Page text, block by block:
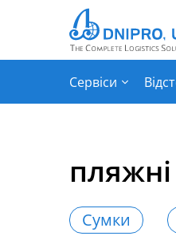
Сумки
Сервіси